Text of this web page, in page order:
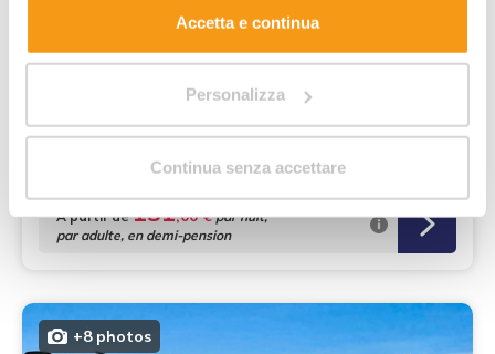
Accetta e continua
Personalizza
Continua senza accettare
Vénétie - Bibione
Bibione Palace Spa Hotel****s
À deux pas de la mer, avec piscine et toboggans
Services family :
Ouvert jusqu'au 01/11/26 et à partir du 16/04/27
À partir de 131,00 €par nuit,
par adulte, en demi-pension
+8 photos